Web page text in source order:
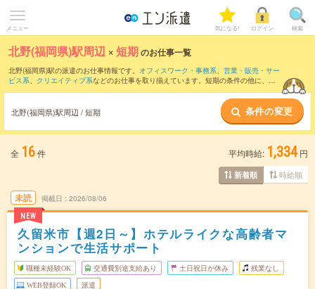
メニュー 気になる! ログイン 検索
北野(福岡県)駅周辺 ×短期のお仕事一覧
北野(福岡県)駅の派遣のお仕事情報です。 オフィスワーク・事務系、 営業・販売・サー
ビス系、 クリエイティブ系などのお仕事を取り揃えています。短期の条件の他に、 交
北野(福岡県)駅周辺 / 短期 条件の変更
全 16件 平均時給: 1,334 円
新着順 時給順
未読
NEW
掲載日 2026/08/06
久留米市【週2日～】ホテルライクな高齢者マ
ンションで生活サポート
職種未経験OK 交通費別途支給あり 土日祝日が休み 残業なし
WEB登録OK 派遣